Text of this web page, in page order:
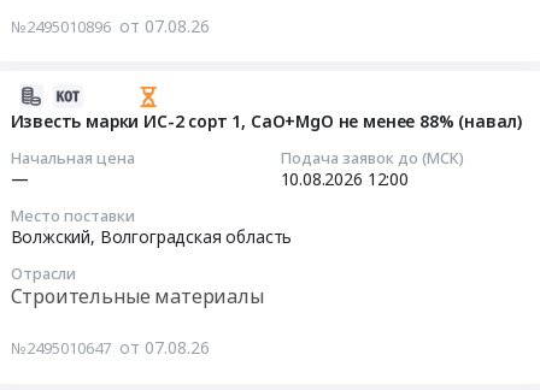
01-
№2495010896 от 07.08.26
Известь марки ИС-2 сорт 1, CaO+MgO не менее 88% (навал)
Начальная цена
—
Подача заявок до (МСК)
10.08.2026 12:00
Место поставки
Волжский, Волгоградская область
Отрасли
Строительные материалы
№2495010647 от 07.08.26